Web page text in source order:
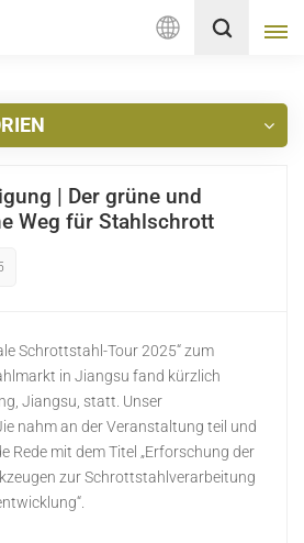
Deutsch
français
Deutsch
español
Nederlands
العربية
| Der grüne und
Weg für Stahlschrott
Schrottstahl-Tour 2025“ zum
in Jiangsu fand kürzlich
Jiangsu, statt. Unser
nahm an der Veranstaltung teil und
Rede mit dem Titel „Erforschung der
zur Schrottstahlverarbeitung